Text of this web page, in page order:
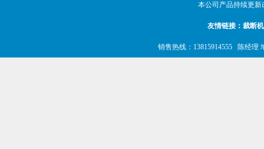
本公司产品持续更
友情链接： 裁断机
销售热线：13815914555 陈经理